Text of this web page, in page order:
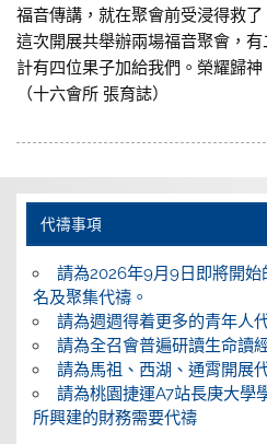
福音傳講，就在聚會前受浸得救了
這次開展共舉辦兩場福音聚會，
計有四位果子加給我們。榮耀歸神
（十六會所 張育誌）
代禱事項
請為2026年9月9日即將開
名及聚集代禱。
請為週週得着更多的青年人
請為全召會普遍研讀生命讀
請為馬祖、西湖、通霄開展
請為桃園捷運A7站長庚大學
所興建的財務需要代禱